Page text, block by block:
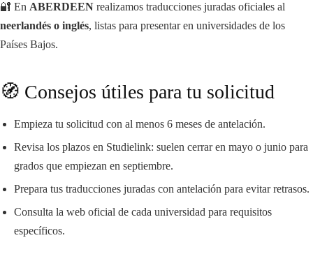
🔐 En ABERDEEN realizamos traducciones juradas oficiales al
neerlandés o inglés, listas para presentar en universidades de los
Países Bajos.
🧭 Consejos útiles para tu solicitud
Empieza tu solicitud con al menos 6 meses de antelación.
Revisa los plazos en Studielink: suelen cerrar en mayo o junio para
grados que empiezan en septiembre.
Prepara tus traducciones juradas con antelación para evitar retrasos.
Consulta la web oficial de cada universidad para requisitos
específicos.